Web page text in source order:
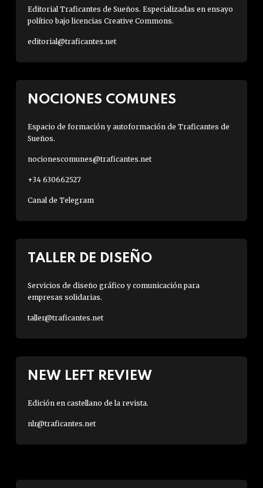
Editorial Traficantes de Sueños. Especializadas en ensayo
político bajo licencias Creative Commons.
editorial@traficantes.net
NOCIONES COMUNES
Espacio de formación y autoformación de Traficantes de
Sueños.
nocionescomunes@traficantes.net
+34 630662527
Canal de Telegram
TALLER DE DISEÑO
Servicios de diseño gráfico y comunicación para
empresas solidarias.
taller@traficantes.net
NEW LEFT REVIEW
Edición en castellano de la revista.
nlr@traficantes.net